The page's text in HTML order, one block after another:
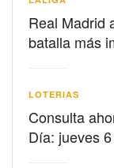
Real Madrid
batalla más
LOTERIAS
Consulta
Día: jueves